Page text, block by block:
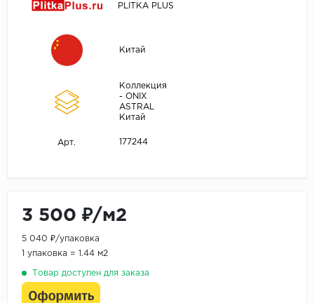
PLITKA PLUS
Китай
Коллекция
- ONIX
ASTRAL
Китай
Арт. 177244
3 500 ₽/м2
5 040 ₽/упаковка
1 упаковка = 1.44 м2
Товар доступен для заказа